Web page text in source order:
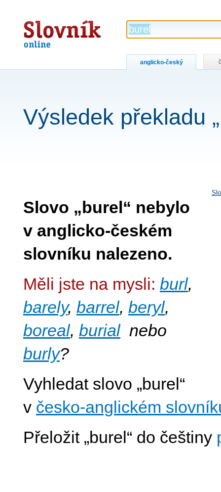
Slovník
online
anglicko-český
Výsledek překladu
Slovo „burel“ nebylo
v anglicko-českém
slovníku nalezeno.
Měli jste na mysli: burl,
barely, barrel, beryl,
boreal, burialnebo
burly?
Vyhledat slovo „burel“
v česko-anglickém
Přeložit „burel“ do češtiny